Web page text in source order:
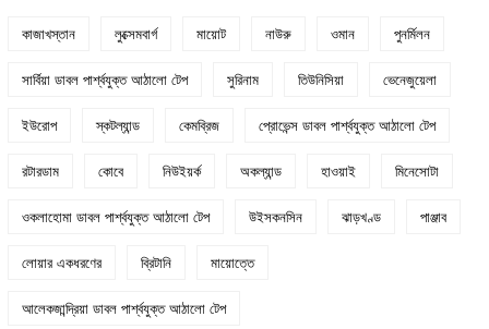
কাজাখস্তান লুক্সেমবার্গ মায়োট নাউরু ওমান পুনর্মিলন
সার্বিয়া ডাবল পার্শ্বযুক্ত আঠালো টেপ সুরিনাম তিউনিসিয়া ভেনেজুয়েলা
ইউরোপ স্কটল্যান্ড কেমব্রিজ প্রোভেন্স ডাবল পার্শ্বযুক্ত আঠালো টেপ
রটারডাম কোবে নিউইয়র্ক অকল্যান্ড হাওয়াই মিনেসোটা
ওকলাহোমা ডাবল পার্শ্বযুক্ত আঠালো টেপ উইসকনসিন ঝাড়খণ্ড পাঞ্জাব
লোয়ার একধরণের ব্রিটানি মায়োত্তে
আলেকজান্দ্রিয়া ডাবল পার্শ্বযুক্ত আঠালো টেপ